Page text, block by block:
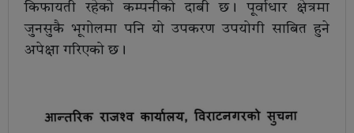
किफायती रहेको कम्पनीको दाबी छ। पूर्वाधार क्षेत्रमा
जुनसुकै भूगोलमा पनि यो उपकरण उपयोगी साबित हुने
अपेक्षा गरिएको छ।